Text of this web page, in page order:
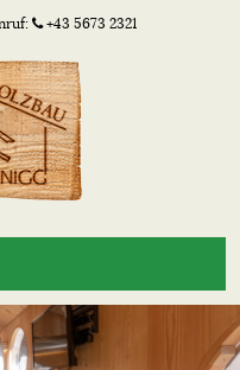
+43 5673 2321